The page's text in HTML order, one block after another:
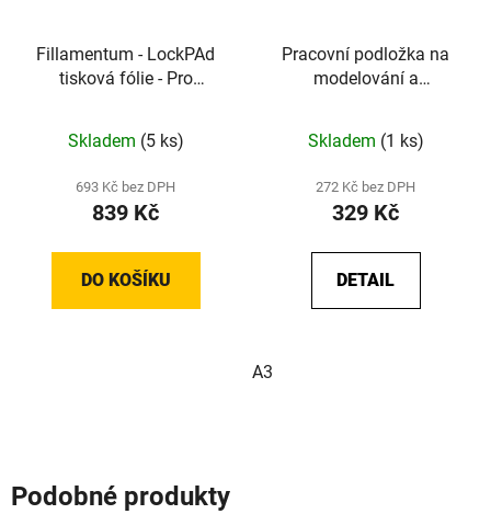
Fillamentum - LockPAd
tisková fólie - Pro
Skladem (5 ks)
693 Kč bez DPH
839 Kč
DO KOŠÍKU
Pracovní podložka na
modelování a
Skladem (1 ks)
272 Kč bez DPH
329 Kč
DETAIL
A3
Podobné produkty